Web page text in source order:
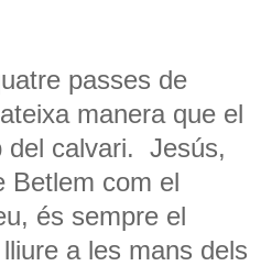
passes de
manera que el
del calvari. Jesús,
Betlem com el
és sempre el
a les mans dels